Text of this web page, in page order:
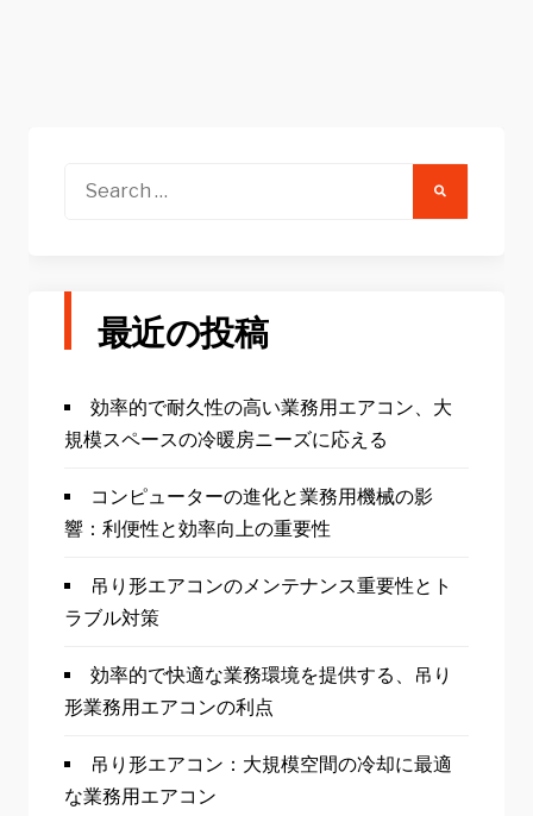
Search
最近の投稿
効率的で耐久性の高い業務用エアコン、大
規模スペースの冷暖房ニーズに応える
コンピューターの進化と業務用機械の影
響：利便性と効率向上の重要性
吊り形エアコンのメンテナンス重要性とト
ラブル対策
効率的で快適な業務環境を提供する、吊り
形業務用エアコンの利点
吊り形エアコン：大規模空間の冷却に最適
な業務用エアコン